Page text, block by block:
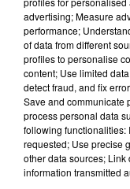
7h57
7h57
ARIANA GRANDE
Hate That I Made
advertising; Measure
performance;
of data from different
profiles to personalise
content; Use limited
detect fraud, and fix
Save and communicate
process personal data
following functionalities:
requested; Use precise
other data sources;
information transmitted